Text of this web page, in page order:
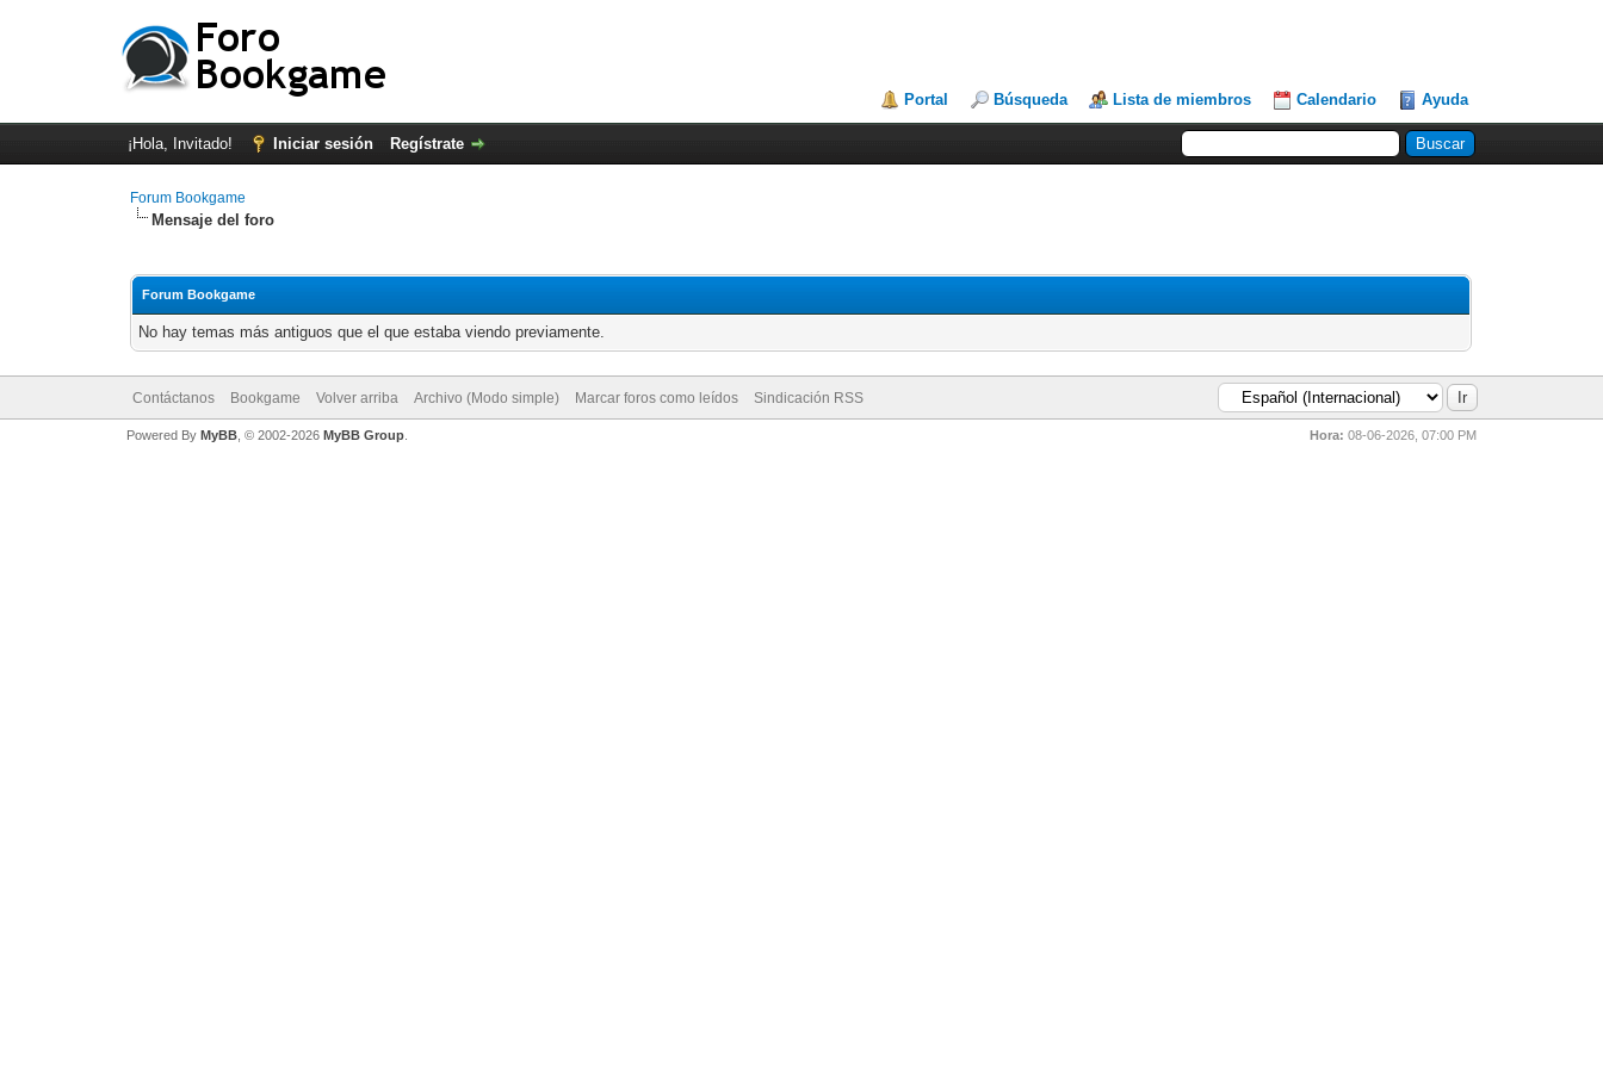
Portal Búsqueda Lista de miembros Calendario Ayuda
¡Hola, Invitado! Iniciar sesión Regístrate
Forum Bookgame
Mensaje del foro
Forum Bookgame
No hay temas más antiguos que el que estaba viendo previamente.
Contáctanos Bookgame Volver arriba Archivo (Modo simple) Marcar foros como leídos Sindicación RSS
Hora: 08-06-2026, 07:00 PM
Powered By MyBB, © 2002-2026 MyBB Group.